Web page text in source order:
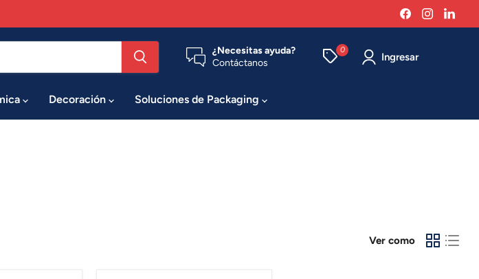
Encuéntrenos
en
en
¿Necesitas ayuda?
Contáctanos
0
Ingresar
Decoración Soluciones de Packaging
Ver como